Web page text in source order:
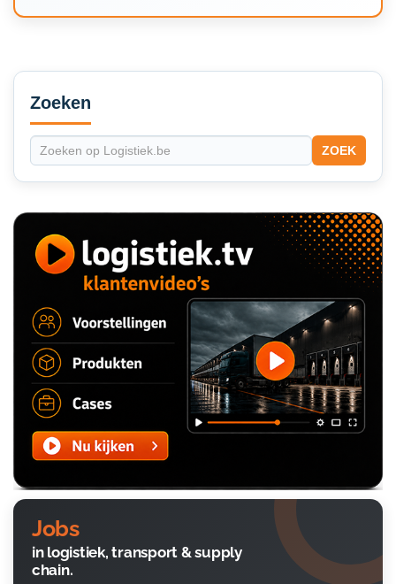
Secondary
Sidebar
Zoeken
ZOEK
Jobs
in logistiek, transport & supply
chain.